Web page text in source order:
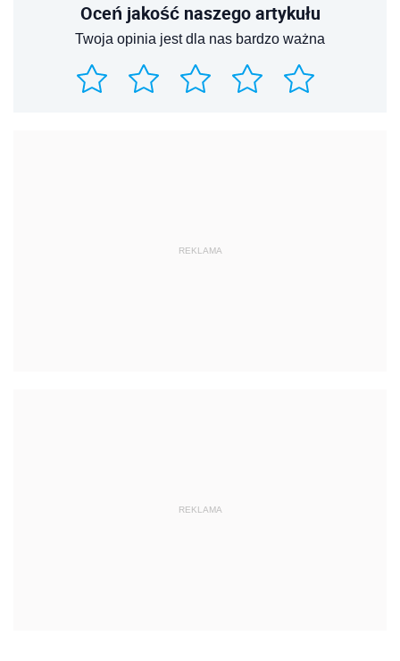
Oceń jakość naszego artykułu
Twoja opinia jest dla nas bardzo ważna
REKLAMA
REKLAMA